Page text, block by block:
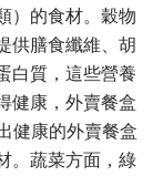
）的食材。穀物
供膳食纖維、胡
白質，這些營養
健康，外賣餐盒
健康的外賣餐盒
。蔬菜方面，綠